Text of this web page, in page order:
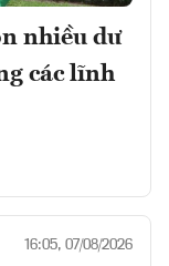
nhiều dư
các lĩnh
16:05, 07/08/2026